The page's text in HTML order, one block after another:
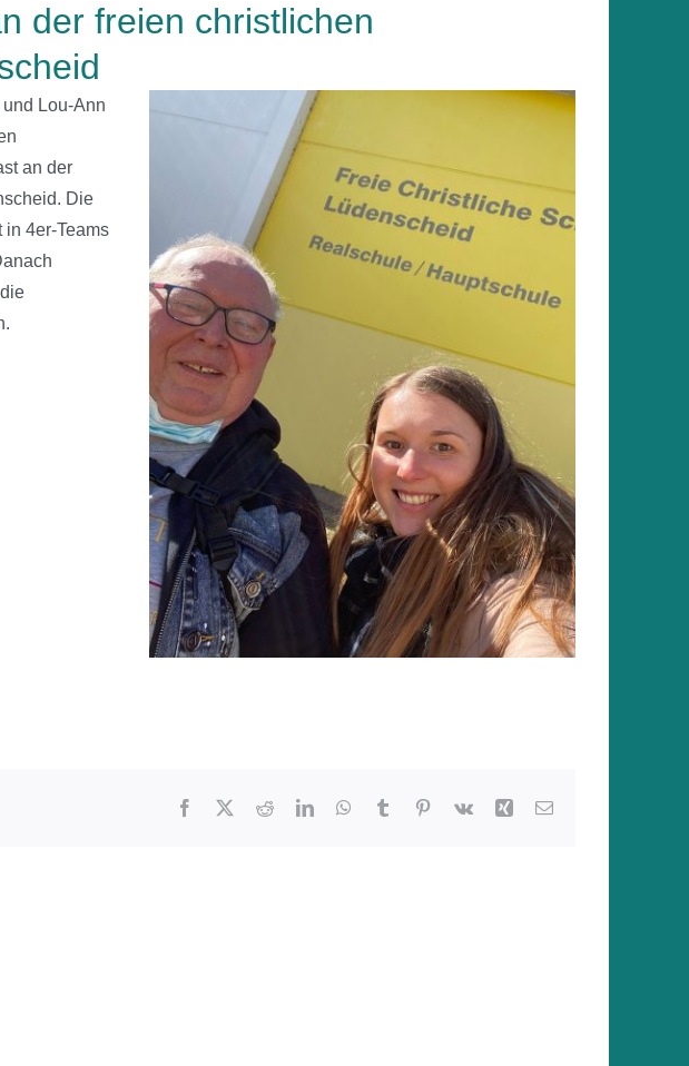
der freien christlichen
Lou-Ann
an der
Die
in 4er-Teams
Facebook RedditLinkedInWhatsApp
Tumblr Pinterest
Vk Xing E-